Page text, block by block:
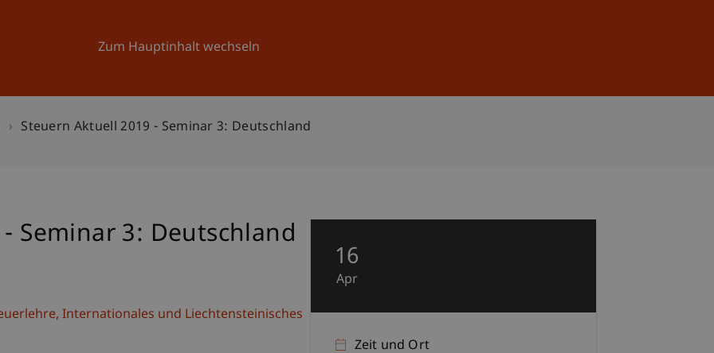
Zum Hauptinhalt wechseln
Universität Aktuelles
Steuern Aktuell 2019 - Seminar 3: Deutschland
Seminar 3: Deutschland
Internationales und Liechtensteinisches
16
Apr
Zeit und Ort